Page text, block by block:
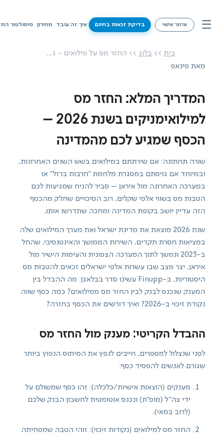
☰ איזור אישי בדיקת זכאות בחינם איך זה עובד מחירון סימולטור
סימולטור החזרי מס
שירותים
מידע על זכאויות
צרו קשר
בית >> בלוג >> החזר מס על מילואים - ג...
מאת פינאפ
המדריך המלא: החזר מס
למילואימניקים בשנת 2026 –
הכסף שמגיע לכם מהמדינה
שורה תחתונה: אם שירתתם במילואים בשש השנים האחרונות,
ובמיוחד אם גויסתם במסגרת מלחמת "חרבות ברזל" או
במערכה האחרונה מול איראן – סביר להניח שמגיעות לכם
הטבות מס בשווי אלפי שקלים. רוב הסיכויים שחלק מהכסף
הזה עדיין יושב בקופת המדינה ומחכה שתדרשו אותו.
שנת 2026 מוצאת את מדינת ישראל ואת מערך המילואים שלה
במציאות חסרת תקדים. השירות הממושך והאינטנסיבי, שהחל
ב-2023 ונמשך לתוך המערכה הצפונית והעימות הישיר מול
איראן, יצר מצב שבו עשרות אלפי ישראלים זכאים להטבות מס
היסטוריות. ב-Finupp עשינו סדר בבלאגן: מה ההבדל בין
המענק שנכנס לבנק לבין החזר מס ממילואים? כמה כסף שווה
נקודת זיכוי ב-2026? ואיך דורשים את הכסף בחזרה?
ההבדל הקריטי: מענק מול החזר מס
לפני שנצלול למספרים, חייבים לנפץ את המיתוס הנפוץ ביותר
שגורם לאנשים להפסיד כסף:
מענקים (הוצאות אישיות/כלכלה): זהו כסף שמשולם על
ידי צה"ל (מופ"ת) ונכנס אוטומטית לחשבון הבנק שלכם
(לרוב במאי).
החזר מס למילואים (נקודות זיכוי): זוהי הטבה שמפחיתה